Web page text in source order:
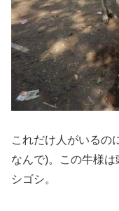
これだけ人がいるの
なんで)。この牛様
シゴシ。